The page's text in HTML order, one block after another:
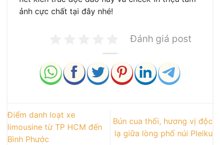
ảnh cực chất tại đây nhé!
Đánh giá post
Điểm danh loạt xe
limousine từ TP HCM đến
Bình Phước
Bún cua thối, hương vị độc
lạ giữa lòng phố núi Pleiku